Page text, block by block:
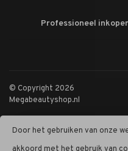
Professioneel
© Copyright 2026
Megabeautyshop.nl
Door het gebruiken van onze